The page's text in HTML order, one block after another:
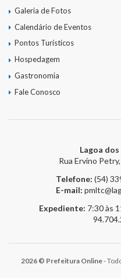
Galeria de Fotos
Calendário de Eventos
Pontos Turísticos
Hospedagem
Gastronomia
Fale Conosco
Lagoa
Rua Ervino
Telefone: (54)
E-mail:
Expediente: 7:30 às
2026 © Prefeitura Online-